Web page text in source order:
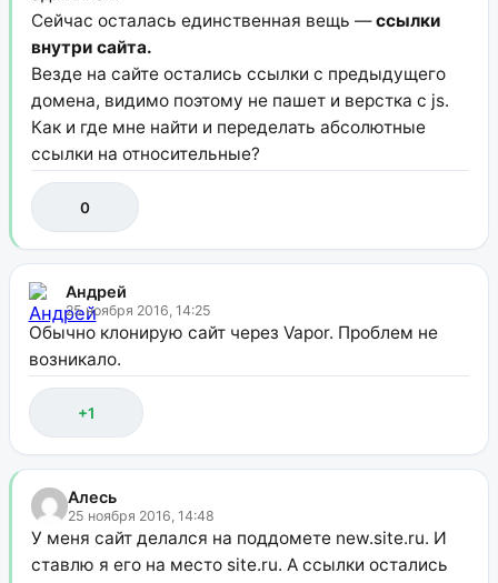
Сейчас осталась единственная вещь —ссылки
внутри сайта.
Везде на сайте остались ссылки с предыдущего
домена, видимо поэтому не пашет и верстка с js.
Как и где мне найти и переделать абсолютные
ссылки на относительные?
0
Андрей
25 ноября 2016, 14:25
Обычно клонирую сайт через Vapor. Проблем не
возникало.
+1
Алесь
25 ноября 2016, 14:48
У меня сайт делался на поддомете new.site.ru. И
ставлю я его на место site.ru. А ссылки остались